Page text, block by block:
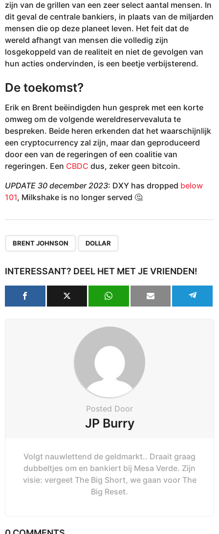
zijn van de grillen van een zeer select aantal mensen. In
dit geval de centrale bankiers, in plaats van de miljarden
mensen die op deze planeet leven. Het feit dat de
wereld afhangt van mensen die volledig zijn
losgekoppeld van de realiteit en niet de gevolgen van
hun acties ondervinden, is een beetje verbijsterend.
De toekomst?
Erik en Brent beëindigden hun gesprek met een korte
omweg om de volgende wereldreservevaluta te
bespreken. Beide heren erkenden dat het waarschijnlijk
een cryptocurrency zal zijn, maar dan geproduceerd
door een van de regeringen of een coalitie van
regeringen. Een CBDC dus, zeker geen bitcoin.
UPDATE 30 december 2023: DXY has dropped below
101, Milkshake is no longer served 🤔
BRENT JOHNSON DOLLAR
INTERESSANT? DEEL HET MET JE VRIENDEN!
Posted Door
JP Burry
Volgt nauwlettend de geldmarkt.. Draait graag
dubbeltjes om en bankiert bij Mesa Verde. Zijn
visie: vergeet The Big Short, we gaan voor The
Big Reset.